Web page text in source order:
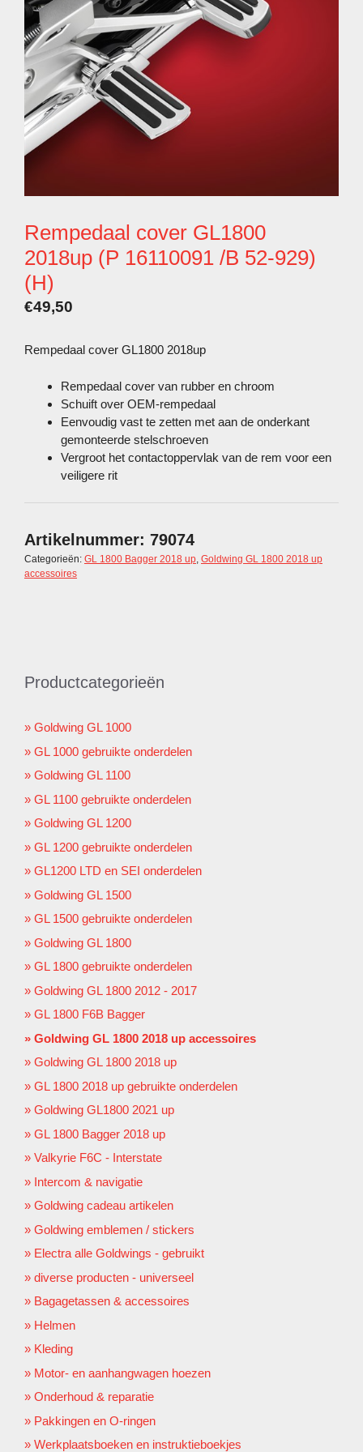
Rempedaal cover GL1800
2018up (P 16110091 /B 52-929)
(H)
€49,50
Rempedaal cover GL1800 2018up
Rempedaal cover van rubber en chroom
Schuift over OEM-rempedaal
Eenvoudig vast te zetten met aan de onderkant
gemonteerde stelschroeven
Vergroot het contactoppervlak van de rem voor een
veiligere rit
Artikelnummer: 79074
Categorieën: GL 1800 Bagger 2018 up, Goldwing GL 1800 2018 up
accessoires
Productcategorieën
Goldwing GL 1000
GL 1000 gebruikte onderdelen
Goldwing GL 1100
GL 1100 gebruikte onderdelen
Goldwing GL 1200
GL 1200 gebruikte onderdelen
GL1200 LTD en SEI onderdelen
Goldwing GL 1500
GL 1500 gebruikte onderdelen
Goldwing GL 1800
GL 1800 gebruikte onderdelen
Goldwing GL 1800 2012 - 2017
GL 1800 F6B Bagger
Goldwing GL 1800 2018 up accessoires
Goldwing GL 1800 2018 up
GL 1800 2018 up gebruikte onderdelen
Goldwing GL1800 2021 up
GL 1800 Bagger 2018 up
Valkyrie F6C - Interstate
Intercom & navigatie
Goldwing cadeau artikelen
Goldwing emblemen / stickers
Electra alle Goldwings - gebruikt
diverse producten - universeel
Bagagetassen & accessoires
Helmen
Kleding
Motor- en aanhangwagen hoezen
Onderhoud & reparatie
Pakkingen en O-ringen
Werkplaatsboeken en instruktieboekjes